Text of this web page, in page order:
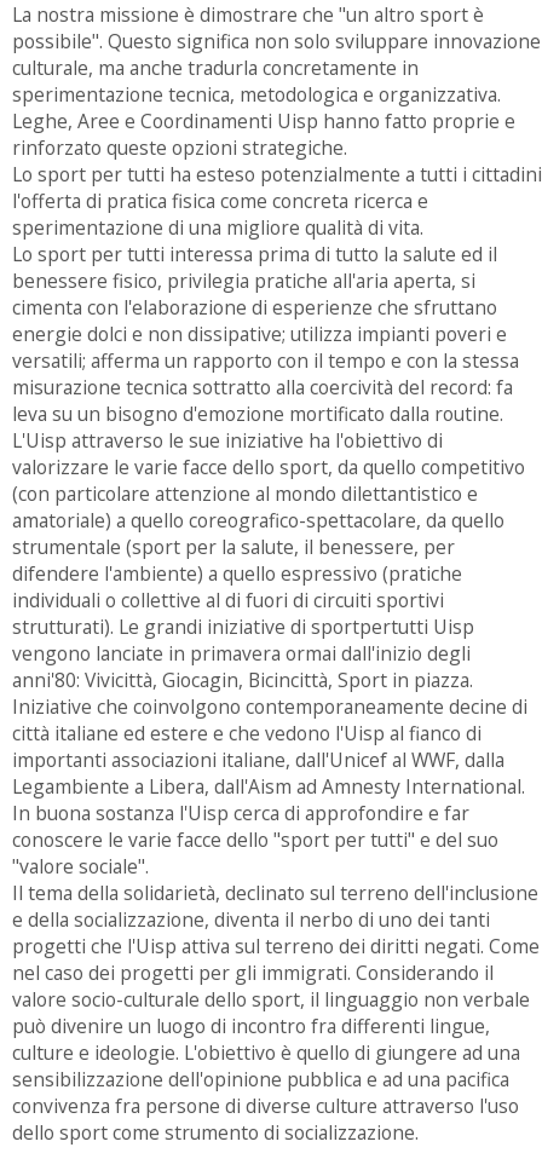
La nostra missione è dimostrare che "un altro sport è
possibile". Questo significa non solo sviluppare innovazione
culturale, ma anche tradurla concretamente in
sperimentazione tecnica, metodologica e organizzativa.
Leghe, Aree e Coordinamenti Uisp hanno fatto proprie e
rinforzato queste opzioni strategiche.
Lo sport per tutti ha esteso potenzialmente a tutti i cittadini
l'offerta di pratica fisica come concreta ricerca e
sperimentazione di una migliore qualità di vita.
Lo sport per tutti interessa prima di tutto la salute ed il
benessere fisico, privilegia pratiche all'aria aperta, si
cimenta con l'elaborazione di esperienze che sfruttano
energie dolci e non dissipative; utilizza impianti poveri e
versatili; afferma un rapporto con il tempo e con la stessa
misurazione tecnica sottratto alla coercività del record: fa
leva su un bisogno d'emozione mortificato dalla routine.
L'Uisp attraverso le sue iniziative ha l'obiettivo di
valorizzare le varie facce dello sport, da quello competitivo
(con particolare attenzione al mondo dilettantistico e
amatoriale) a quello coreografico-spettacolare, da quello
strumentale (sport per la salute, il benessere, per
difendere l'ambiente) a quello espressivo (pratiche
individuali o collettive al di fuori di circuiti sportivi
strutturati). Le grandi iniziative di sportpertutti Uisp
vengono lanciate in primavera ormai dall'inizio degli
anni'80: Vivicittà, Giocagin, Bicincittà, Sport in piazza.
Iniziative che coinvolgono contemporaneamente decine di
città italiane ed estere e che vedono l'Uisp al fianco di
importanti associazioni italiane, dall'Unicef al WWF, dalla
Legambiente a Libera, dall'Aism ad Amnesty International.
In buona sostanza l'Uisp cerca di approfondire e far
conoscere le varie facce dello "sport per tutti" e del suo
"valore sociale".
Il tema della solidarietà, declinato sul terreno dell'inclusione
e della socializzazione, diventa il nerbo di uno dei tanti
progetti che l'Uisp attiva sul terreno dei diritti negati. Come
nel caso dei progetti per gli immigrati. Considerando il
valore socio-culturale dello sport, il linguaggio non verbale
può divenire un luogo di incontro fra differenti lingue,
culture e ideologie. L'obiettivo è quello di giungere ad una
sensibilizzazione dell'opinione pubblica e ad una pacifica
convivenza fra persone di diverse culture attraverso l'uso
dello sport come strumento di socializzazione.